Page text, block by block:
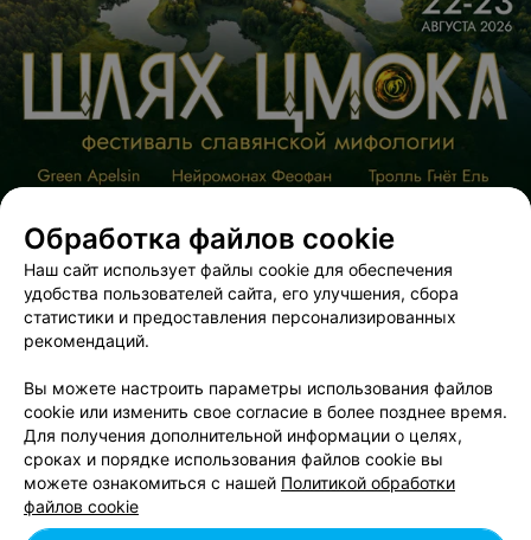
ЭФФЕКТИВНАЯ РЕКЛАМА НА САЙТЕ
Добавить компанию
Обработка файлов cookie
Наш сайт использует файлы cookie для обеспечения
удобства пользователей сайта, его улучшения, сбора
статистики и предоставления персонализированных
рекомендаций.
Вы можете настроить параметры использования файлов
cookie или изменить свое согласие в более позднее время.
Для получения дополнительной информации о целях,
сроках и порядке использования файлов cookie вы
можете ознакомиться с нашей Политикой обработки
файлов cookie